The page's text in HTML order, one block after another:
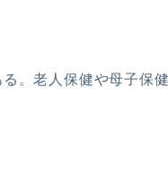
。老人保健や母子保